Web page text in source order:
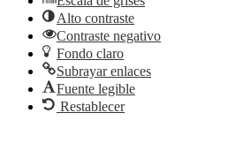
Alto contraste
Contraste negativo
Fondo claro
Subrayar enlaces
Fuente legible
Restablecer